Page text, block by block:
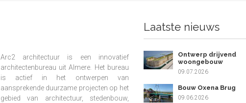
Arc2 architectuur is een innovatief
architectenbureau uit Almere. Het bureau
is actief in het ontwerpen van
aansprekende duurzame projecten op het
gebied van architectuur, stedenbouw,
Laatste nieuws
Ontwerp drijvend
woongebouw
09.07.2026
Bouw Oxena Brug
09.06.2026